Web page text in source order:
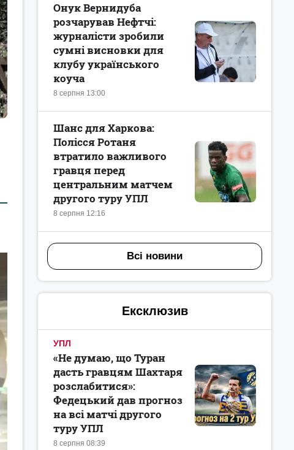
8 серпня 13:00
Онук Вернидуба
розчарував Нефтчі:
журналісти зробили
сумні висновки для
клубу українського
коуча
8 серпня 12:16
Шанс для Харкова:
Полісся Ротаня
втратило важливого
гравця перед
центральним матчем
другого туру УПЛ
Всі новини
Ексклюзив
УПЛ
8 серпня 08:39
«Не думаю, що Туран
дасть гравцям Шахтаря
розслабитися»:
Федецький дав прогноз
на всі матчі другого
туру УПЛ